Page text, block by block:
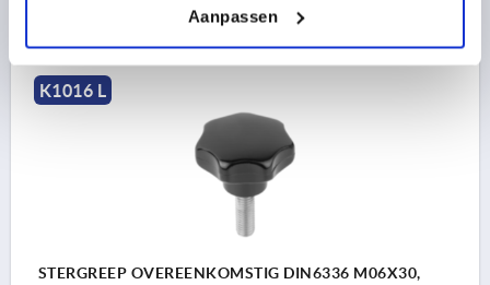
Aanpassen
K1016 L
STERGREEP OVEREENKOMSTIG DIN6336 M06X30,